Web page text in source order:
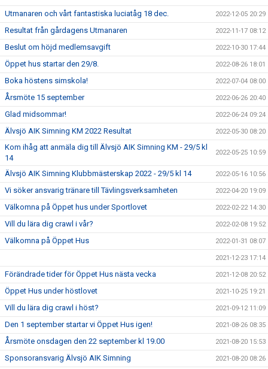
Utmanaren och vårt fantastiska luciatåg 18 dec. 2022-12-05 20:29
Resultat från gårdagens Utmanaren 2022-11-17 08:12
Beslut om höjd medlemsavgift 2022-10-30 17:44
Öppet hus startar den 29/8. 2022-08-26 18:01
Boka höstens simskola! 2022-07-04 08:00
Årsmöte 15 september 2022-06-26 20:40
Glad midsommar! 2022-06-24 09:24
Älvsjö AIK Simning KM 2022 Resultat 2022-05-30 08:20
Kom ihåg att anmäla dig till Älvsjö AIK Simning KM - 29/5 kl
14
2022-05-25 10:59
Älvsjö AIK Simning Klubbmästerskap 2022 - 29/5 kl 14 2022-05-16 10:56
Vi söker ansvarig tränare till Tävlingsverksamheten 2022-04-20 19:09
Välkomna på Öppet hus under Sportlovet 2022-02-22 14:30
Vill du lära dig crawl i vår? 2022-02-08 19:52
Välkomna på Öppet Hus 2022-01-31 08:07
2021-12-23 17:14
Förändrade tider för Öppet Hus nästa vecka 2021-12-08 20:52
Öppet Hus under höstlovet 2021-10-25 19:21
Vill du lära dig crawl i höst? 2021-09-12 11:09
Den 1 september startar vi Öppet Hus igen! 2021-08-26 08:35
Årsmöte onsdagen den 22 september kl 19.00 2021-08-20 15:53
Sponsoransvarig Älvsjö AIK Simning 2021-08-20 08:26